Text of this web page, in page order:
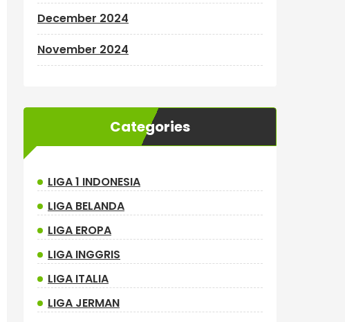
December 2024
November 2024
Categories
LIGA 1 INDONESIA
LIGA BELANDA
LIGA EROPA
LIGA INGGRIS
LIGA ITALIA
LIGA JERMAN